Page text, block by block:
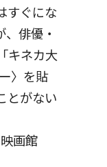
すぐにな
俳優・
キネカ大
〉を貼
とがない
画館